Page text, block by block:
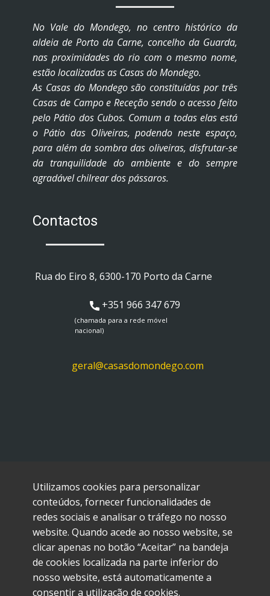
Contactos
​Rua do Eiro 8, 6300-170 Porto da Carne
No Vale do Mondego, no centro histórico da
aldeia de Porto da Carne, concelho da Guarda,
nas proximidades do rio com o mesmo nome,
estão localizadas as Casas do Mondego.
As Casas do Mondego são constituídas por três
Casas de Campo e Receção sendo o acesso feito
pelo Pátio dos Cubos. Comum a todas elas está
o Pátio das Oliveiras, podendo neste espaço,
para além da sombra das oliveiras, disfrutar-se
da tranquilidade do ambiente e do sempre
agradável chilrear dos pássaros.
+351 ​966 347 679
(chamada para a rede móvel
nacional)
​geral@casasdomondego.com
Política de Privacidade
Em caso de litígio o consumidor pode recorrer à entidade
RAL – CNIACC- Centro Nacional de Informação e
Arbitragem de Conflitos de Consumo em www.cniacc.pt
Utilizamos cookies para personalizar
conteúdos, fornecer funcionalidades de
redes sociais e analisar o tráfego no nosso
website. Quando acede ao nosso website, se
clicar apenas no botão “Aceitar” na bandeja
de cookies localizada na parte inferior do
nosso website, está automaticamente a
consentir a utilização de cookies.